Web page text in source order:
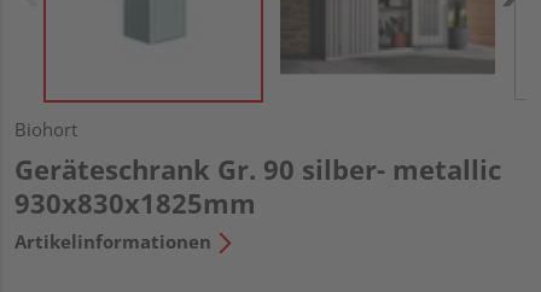
Biohort
Geräteschrank Gr. 90 silber- metallic
930x830x1825mm
Artikelinformationen